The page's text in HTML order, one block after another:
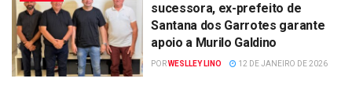
sucessora, ex-prefeito de
Santana dos Garrotes garante
apoio a Murilo Galdino
PORWESLLEY LINO 12 DE JANEIRO DE 2026